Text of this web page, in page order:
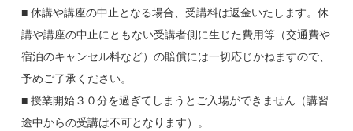
※株式会社メディックスの「スーパーエクスプレス（計算センタ
ー）」「スーパーダイレクト（レセプトデーターセンター）」「在
宅訪問マッサージ」のいずれかにご登録されている治療院様・会員
様を「メディックス会員」としています。会員様の貴院・貴店の従
業員スタッフの方もメディックス会員価格で受講することが出来ま
す。
■ 休講や講座の中止となる場合、受講料は返金いたします。休
講や講座の中止にともない受講者側に生じた費用等（交通費や
宿泊のキャンセル料など）の賠償には一切応じかねますので、
予めご了承ください。
■ 授業開始３０分を過ぎてしまうとご入場ができません（講習
途中からの受講は不可となります）。